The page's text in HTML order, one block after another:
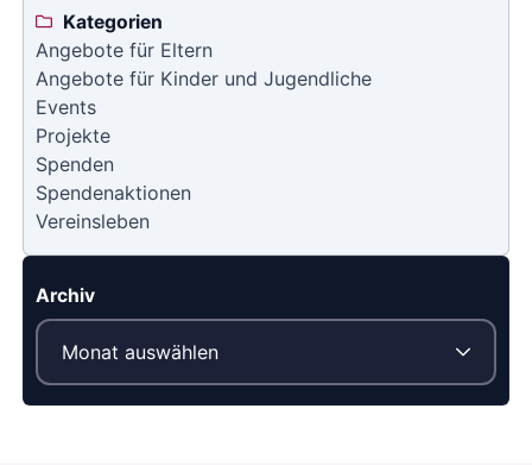
Kategorien
Angebote für Eltern
Angebote für Kinder und Jugendliche
Events
Projekte
Spenden
Spendenaktionen
Vereinsleben
Archiv